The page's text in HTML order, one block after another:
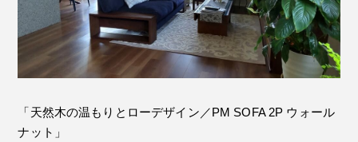
「天然木の温もりとローデザイン／PM SOFA 2P ウォール
ナット」